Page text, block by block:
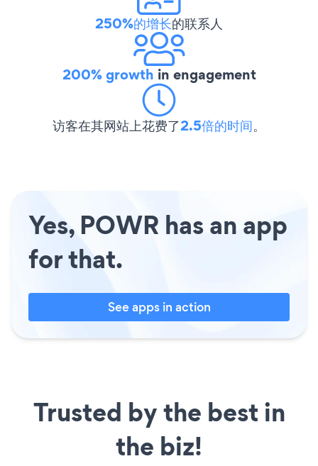
250%的增长的联系人
200% growth in engagement
访客在其网站上花费了2.5倍的时间。
Yes, POWR has an app
for that.
See apps in action
Trusted by the best in
the biz!